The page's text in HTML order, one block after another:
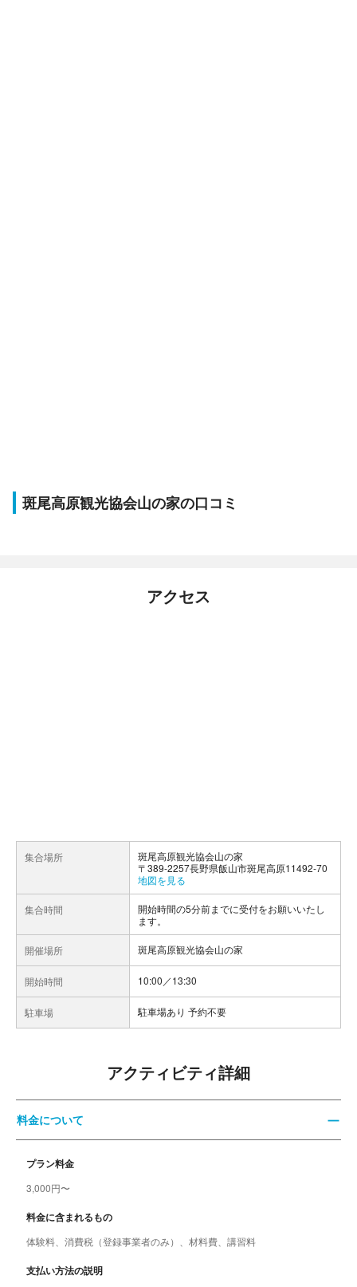
斑尾高原観光協会山の家の口コミ
アクセス
集合場所
斑尾高原観光協会山の家
〒389-2257長野県飯山市斑尾高原11492-70
地図を見る
集合時間
開始時間の5分前までに受付をお願いいたし
ます。
開催場所 斑尾高原観光協会山の家
開始時間 10:00／13:30
駐車場 駐車場あり 予約不要
アクティビティ詳細
料金について
プラン料金
3,000円〜
料金に含まれるもの
体験料、消費税（登録事業者のみ）、材料費、講習料
支払い方法の説明